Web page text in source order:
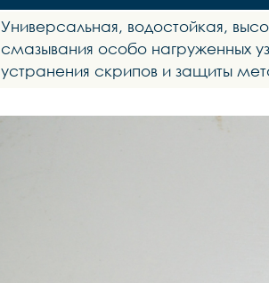
Универсальная, водостойкая,
смазывания особо нагруженных
устранения скрипов и защиты